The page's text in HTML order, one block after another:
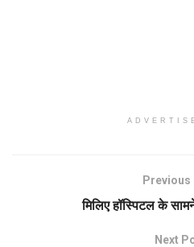
Previous
मिलिए हॉस्पिटल के
Next